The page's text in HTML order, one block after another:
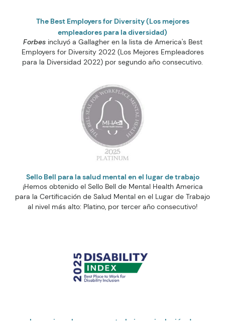
The Best Employers for Diversity (Los mejores
empleadores para la diversidad)
Forbes incluyó a Gallagher en la lista de America's Best
Employers for Diversity 2022 (Los Mejores Empleadores
para la Diversidad 2022) por segundo año consecutivo.
Sello Bell para la salud mental en el lugar de trabajo
¡Hemos obtenido el Sello Bell de Mental Health America
para la Certificación de Salud Mental en el Lugar de Trabajo
al nivel más alto: Platino, por tercer año consecutivo!
Los mejores lugares para trabajar en inclusión de